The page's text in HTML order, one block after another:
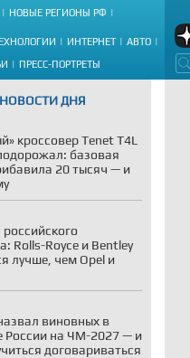
НОВЫЕ РЕГИОНЫ РФ
ИНТЕРНЕТ АВТО
ПРЕСС-ПОРТРЕТЫ
НОВОСТИ ДНЯ
кроссовер Tenet T4L
базовая
20 тысяч — и
Rolls-Royce и Bentley
лучше, чем Opel и
виновных в
России на ЧМ-2027 — и
договариваться